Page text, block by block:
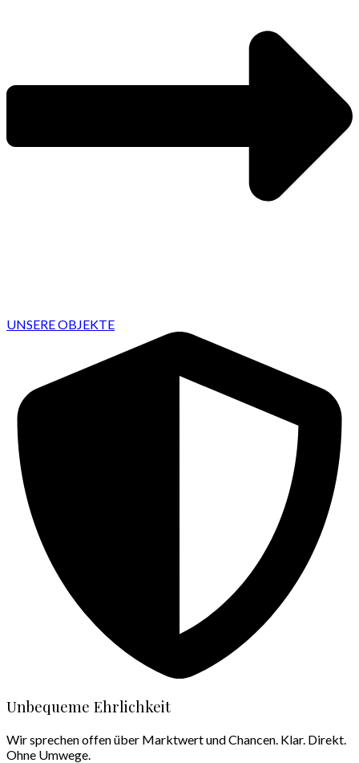
UNSERE OBJEKTE
Unbequeme Ehrlichkeit
Wir sprechen offen über Marktwert und Chancen. Klar. Direkt.
Ohne Umwege.